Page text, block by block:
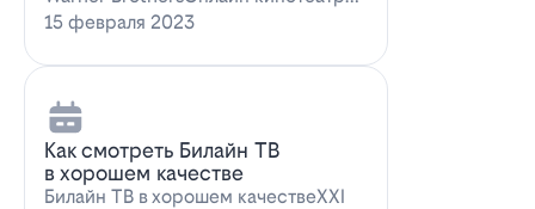
Okko пополнил коллекцию лучшими
15 февраля 2023
Как смотреть Билайн ТВ
в хорошем качестве
Билайн ТВ в хорошем качествеXXI